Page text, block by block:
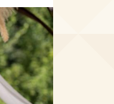
S
t
e
r
n
e
n